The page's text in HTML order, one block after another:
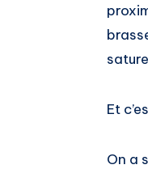
Et
On a